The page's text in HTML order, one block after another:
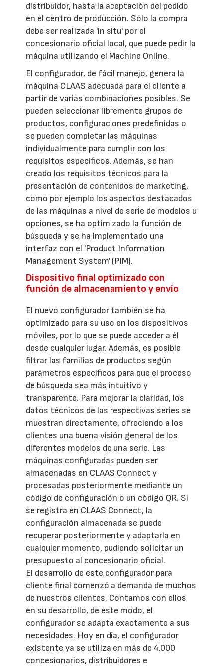
distribuidor, hasta la aceptación del pedido
en el centro de producción. Sólo la compra
debe ser realizada 'in situ' por el
concesionario oficial local, que puede pedir la
máquina utilizando el Machine Online.
El configurador, de fácil manejo, genera la
máquina CLAAS adecuada para el cliente a
partir de varias combinaciones posibles. Se
pueden seleccionar libremente grupos de
productos, configuraciones predefinidas o
se pueden completar las máquinas
individualmente para cumplir con los
requisitos específicos. Además, se han
creado los requisitos técnicos para la
presentación de contenidos de marketing,
como por ejemplo los aspectos destacados
de las máquinas a nivel de serie de modelos u
opciones, se ha optimizado la función de
búsqueda y se ha implementado una
interfaz con el 'Product Information
Management System' (PIM).
Dispositivo final optimizado con
función de almacenamiento y envío
El nuevo configurador también se ha
optimizado para su uso en los dispositivos
móviles, por lo que se puede acceder a él
desde cualquier lugar. Además, es posible
filtrar las familias de productos según
parámetros específicos para que el proceso
de búsqueda sea más intuitivo y
transparente. Para mejorar la claridad, los
datos técnicos de las respectivas series se
muestran directamente, ofreciendo a los
clientes una buena visión general de los
diferentes modelos de una serie. Las
máquinas configuradas pueden ser
almacenadas en CLAAS Connect y
procesadas posteriormente mediante un
código de configuración o un código QR. Si
se registra en CLAAS Connect, la
configuración almacenada se puede
recuperar posteriormente y adaptarla en
cualquier momento, pudiendo solicitar un
presupuesto al concesionario oficial.
El desarrollo de este configurador para
cliente final comenzó a demanda de muchos
de nuestros clientes. Contamos con ellos
en su desarrollo, de este modo, el
configurador se adapta exactamente a sus
necesidades. Hoy en día, el configurador
existente ya se utiliza en más de 4.000
concesionarios, distribuidores e